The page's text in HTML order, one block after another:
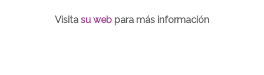
Visita su webpara más información